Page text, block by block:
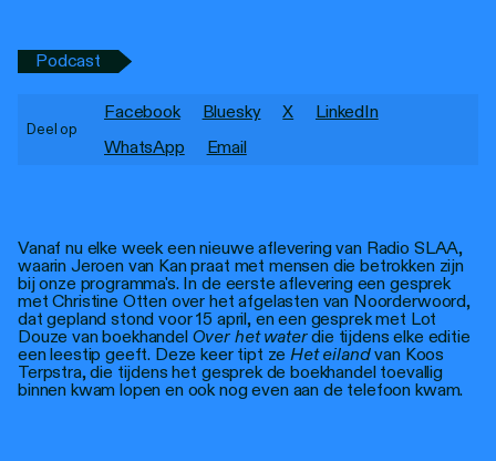
Vanaf nu elke week een nieuwe aflevering van Radio SLAA,
waarin Jeroen van Kan praat met mensen die betrokken zijn
bij onze programma's. In de eerste aflevering een gesprek
met Christine Otten over het afgelasten van Noorderwoord,
dat gepland stond voor 15 april, en een gesprek met Lot
Douze van boekhandel Over het waterdie tijdens elke editie
een leestip geeft. Deze keer tipt ze Het eilandvan Koos
Terpstra, die tijdens het gesprek de boekhandel toevallig
binnen kwam lopen en ook nog even aan de telefoon kwam.
Podcast
Deel op
Facebook Bluesky X
LinkedIn
WhatsApp
Email
Personen
Toegankelijkheid
Stadsdichter